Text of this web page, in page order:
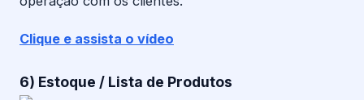
Clique e assista o vídeo
6) Estoque / Lista de Produtos